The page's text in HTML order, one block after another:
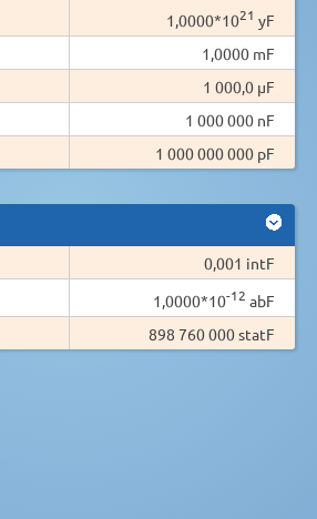
1,0000*1021 yF
1,0000 mF
1 000,0 µF
1 000 000 nF
1 000 000 000 pF
0,001 intF
1,0000*10-12 abF
898 760 000 statF